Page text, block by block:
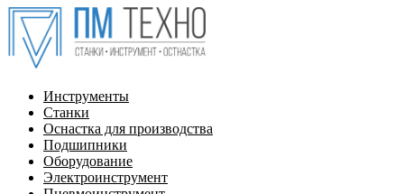
Инструменты
Станки
Оснастка для производства
Подшипники
Оборудование
Электроинструмент